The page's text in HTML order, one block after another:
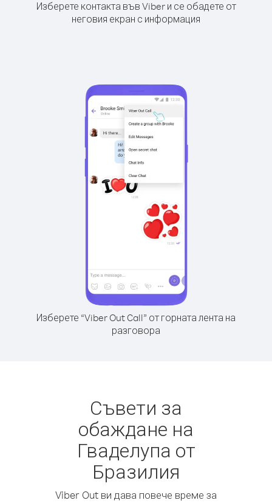
Изберете контакта във Viber и се обадете от
неговия екран с информация
Изберете “Viber Out Call” от горната лента на
разговора
Съвети за
обаждане на
Гваделупа от
Бразилия
Viber Out ви дава повече време за